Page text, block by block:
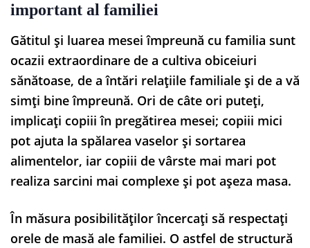
important al familiei
Gătitul și luarea mesei împreună cu familia sunt
ocazii extraordinare de a cultiva obiceiuri
sănătoase, de a întări relațiile familiale și de a vă
simți bine împreună. Ori de câte ori puteți,
implicați copiii în pregătirea mesei; copiii mici
pot ajuta la spălarea vaselor și sortarea
alimentelor, iar copiii de vârste mai mari pot
realiza sarcini mai complexe și pot așeza masa.
În măsura posibilităților încercați să respectați
orele de masă ale familiei. O astfel de structură